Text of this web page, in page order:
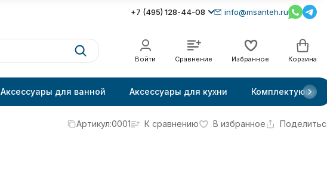
+7 (495) 128-44-08 info@msanteh.ru
Войти Сравнение Избранное Корзина
Аксессуары для ванной Аксессуары для кухни Комплектующие
Артикул:0001 К сравнению В избранное